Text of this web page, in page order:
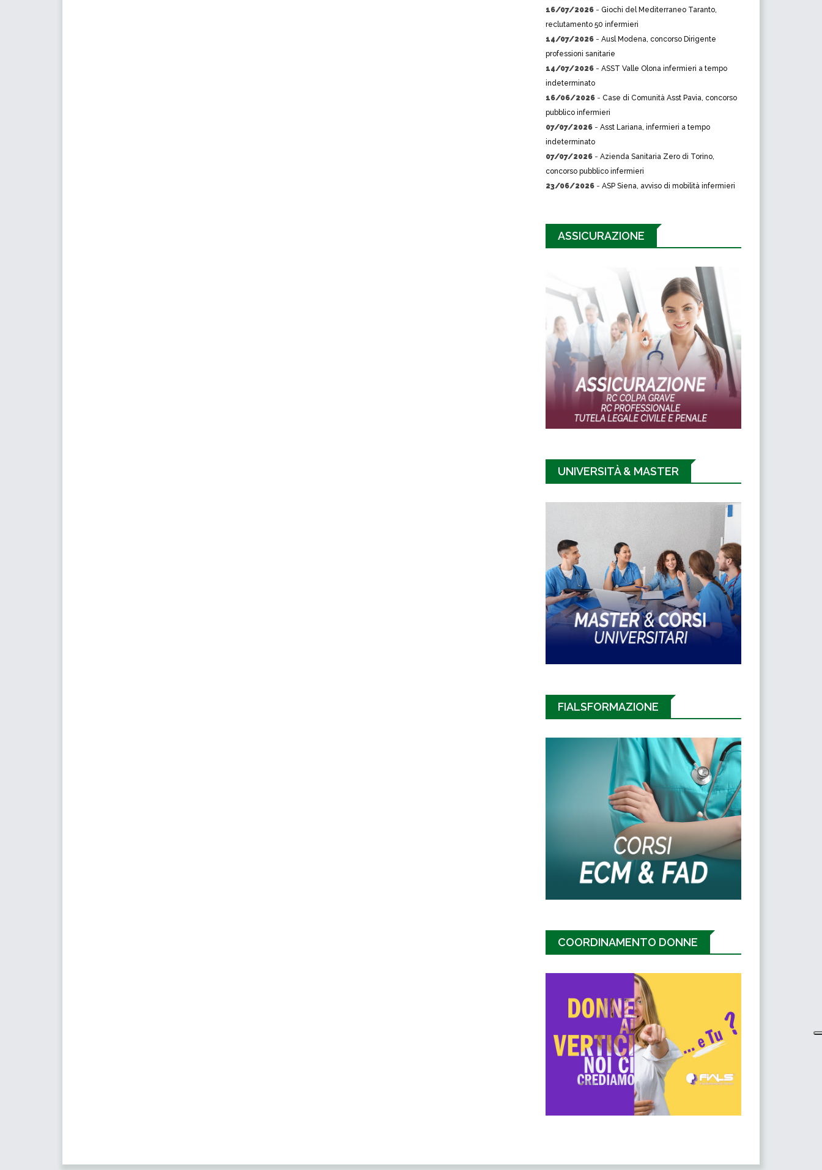
16/07/2026 - Giochi del Mediterraneo Taranto,
reclutamento 50 infermieri
14/07/2026 - Ausl Modena, concorso Dirigente
professioni sanitarie
14/07/2026 - ASST Valle Olona infermieri a tempo
indeterminato
16/06/2026 - Case di Comunità Asst Pavia, concorso
pubblico infermieri
07/07/2026 - Asst Lariana, infermieri a tempo
indeterminato
07/07/2026 - Azienda Sanitaria Zero di Torino,
concorso pubblico infermieri
23/06/2026 - ASP Siena, avviso di mobilità infermieri
ASSICURAZIONE
UNIVERSITÀ & MASTER
FIALSFORMAZIONE
COORDINAMENTO DONNE